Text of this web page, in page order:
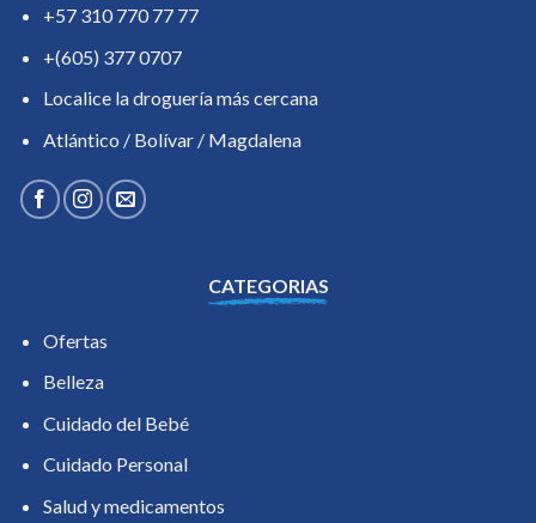
+57 310 770 77 77
+(605) 377 0707
Localice la droguería más cercana
Atlántico / Bolívar / Magdalena
CATEGORIAS
Ofertas
Belleza
Cuidado del Bebé
Cuidado Personal
Salud y medicamentos